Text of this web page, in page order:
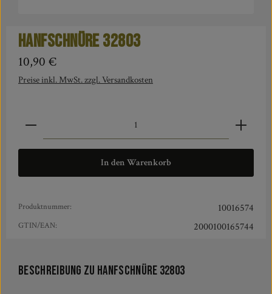
Hanfschnüre 32803
Regulärer Preis:
10,90 €
Preise inkl. MwSt. zzgl. Versandkosten
Produkt Anzahl: Gib den gewünschten Wert ein oder
In den Warenkorb
Produktnummer: 10016574
GTIN/EAN: 2000100165744
Beschreibung zu Hanfschnüre 32803